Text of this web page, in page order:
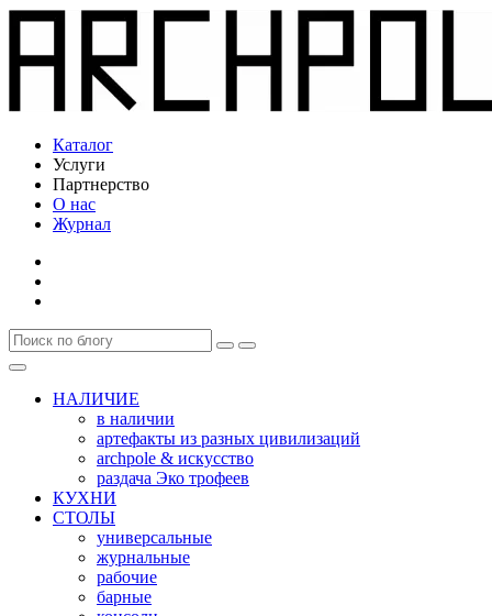
Каталог
Услуги
Партнерство
О нас
Журнал
НАЛИЧИЕ
в наличии
артефакты из разных цивилизаций
archpole & искусство
раздача Эко трофеев
КУХНИ
СТОЛЫ
универсальные
журнальные
рабочие
барные